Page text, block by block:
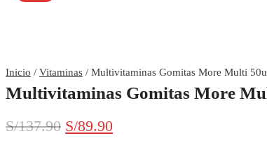
Inicio / Vitaminas / Multivitaminas Gomitas More Multi
Multivitaminas Gomitas More
S/137.90 El
S/89.90El